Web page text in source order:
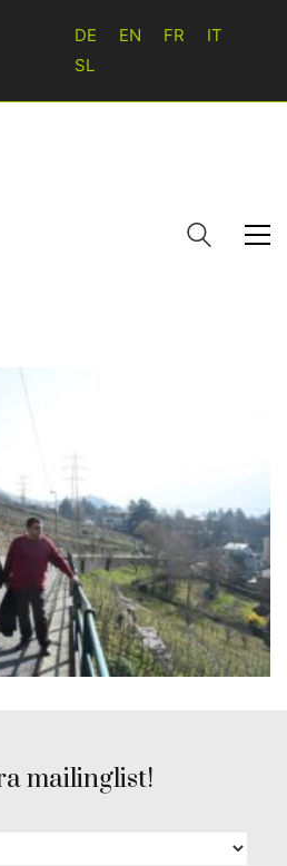
DE EN FR
IT
SL
mailinglist!